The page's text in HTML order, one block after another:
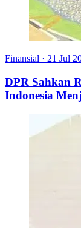
Finansial · 21 Jul
DPR Sahkan
Indonesia